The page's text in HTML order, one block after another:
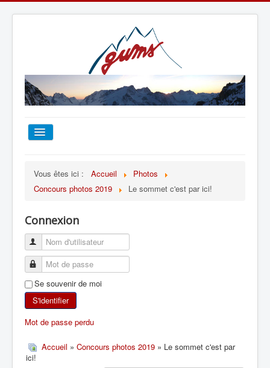
TOUT SUR LE GUMS
ESCALADE
ALPINISME
SKI DE RANDONNÉE
RANDONNÉE SPORTIVE
Vous êtes ici : Accueil
Photos
Concours photos 2019
Le sommet c'est par ici!
Connexion
Se souvenir de moi
S'identifier
Mot de passe perdu
Accueil » Concours photos 2019 » Le sommet c'est par
ici!